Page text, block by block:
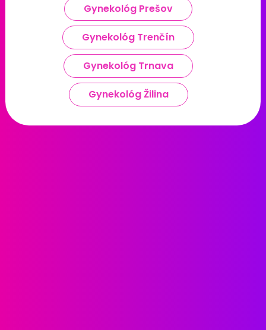
Gynekológ Prešov
Gynekológ Trenčín
Gynekológ Trnava
Gynekológ Žilina